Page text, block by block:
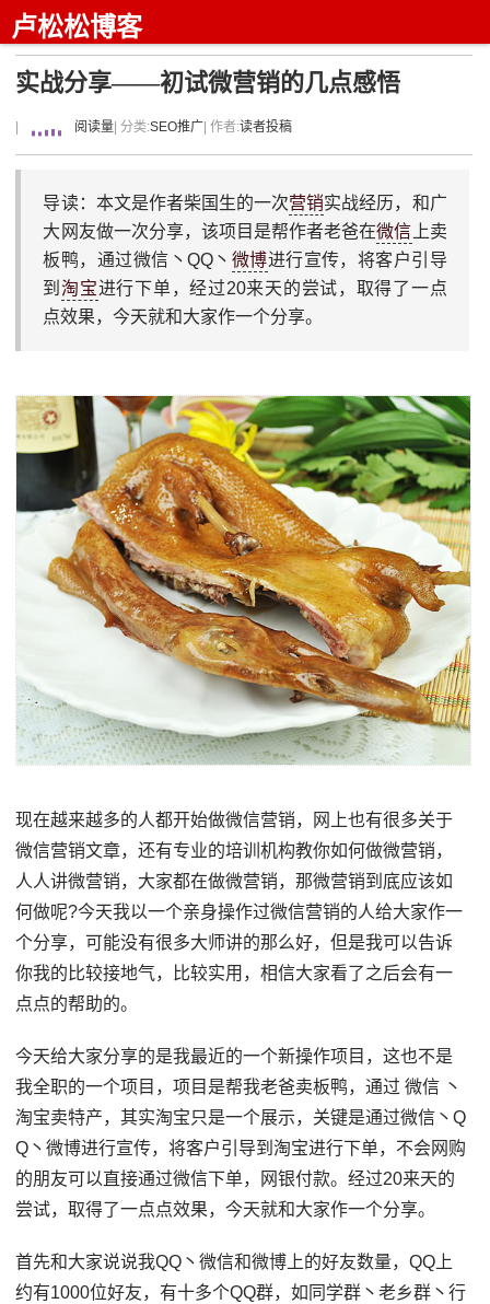
卢松松博客
实战分享——初试微营销的几点感悟
阅读量 | 分类:SEO推广 | 作者:读者投稿
导读：本文是作者柴国生的一次营销实战经历，和广
大网友做一次分享，该项目是帮作者老爸在微信 上卖
板鸭，通过微信丶QQ丶 微博进行宣传，将客户引导
到淘宝进行下单，经过20来天的尝试，取得了一点
点效果，今天就和大家作一个分享。
现在越来越多的人都开始做微信营销，网上也有很多关于
微信营销文章，还有专业的培训机构教你如何做微营销，
人人讲微营销，大家都在做微营销，那微营销到底应该如
何做呢?今天我以一个亲身操作过微信营销的人给大家作一
个分享，可能没有很多大师讲的那么好，但是我可以告诉
你我的比较接地气，比较实用，相信大家看了之后会有一
点点的帮助的。
今天给大家分享的是我最近的一个新操作项目，这也不是
我全职的一个项目，项目是帮我老爸卖板鸭，通过 微信 丶
淘宝卖特产，其实淘宝只是一个展示，关键是通过微信丶Q
Q丶微博进行宣传，将客户引导到淘宝进行下单，不会网购
的朋友可以直接通过微信下单，网银付款。经过20来天的
尝试，取得了一点点效果，今天就和大家作一个分享。
首先和大家说说我QQ丶微信和微博上的好友数量，QQ上
约有1000位好友，有十多个QQ群，如同学群丶老乡群丶行